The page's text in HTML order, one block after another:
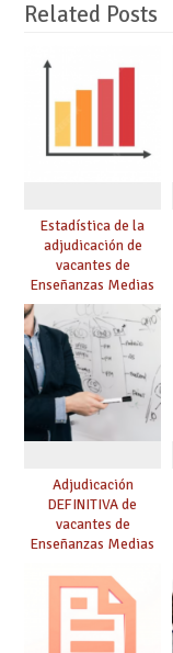
Related Posts
Estadística de la
adjudicación de
vacantes de
Enseñanzas Medias
para el curso 26/27
Adjudicación
DEFINITIVA de
vacantes de
Enseñanzas Medias